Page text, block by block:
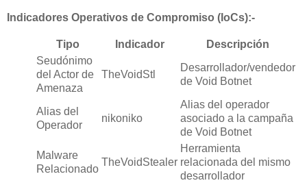
Indicadores Operativos de Compromiso (IoCs):-
Tipo Indicador
Descripción
Seudónimo
del Actor de
Amenaza
TheVoidStl
Desarrollador/vendedor
de Void Botnet
Alias del
Operador
nikoniko
Alias del operador
asociado a la campaña
de Void Botnet
Malware
Relacionado
TheVoidStealer
Herramienta
relacionada del mismo
desarrollador